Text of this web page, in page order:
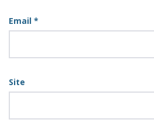
Email *
Site